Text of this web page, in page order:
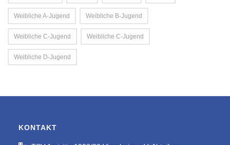
Weibliche A-Jugend Weibliche B-Jugend
Weibliche C-Jugend Weibliche C-Jugend
Weibliche D-Jugend
KONTAKT